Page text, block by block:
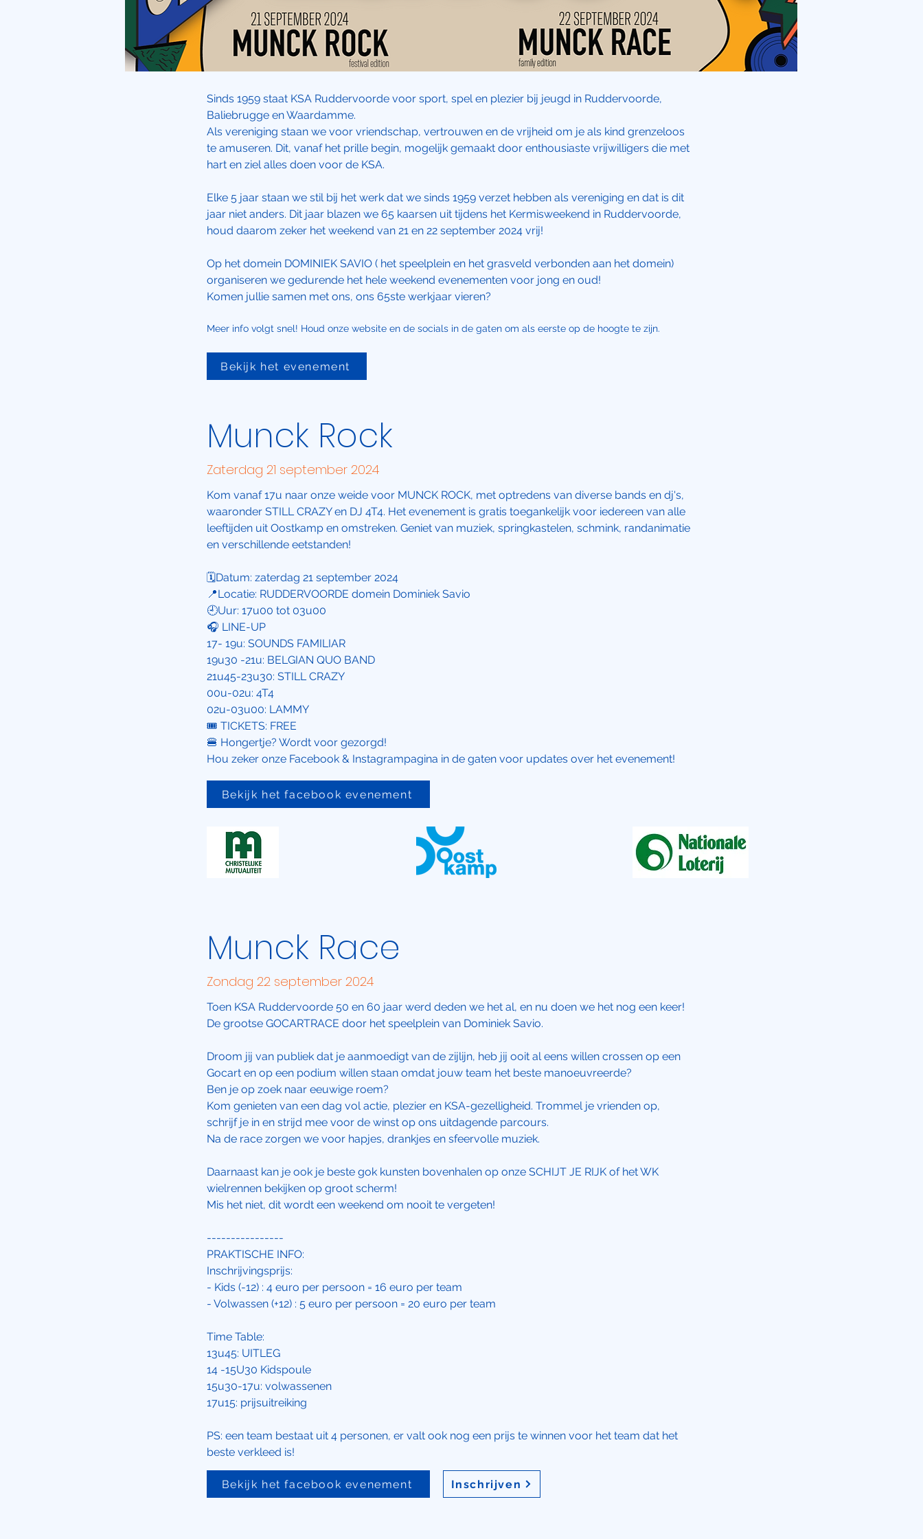
Sinds 1959 staat KSA Ruddervoorde voor sport, spel en plezier bij jeugd in Ruddervoorde,
Baliebrugge en Waardamme.
Als vereniging staan we voor vriendschap, vertrouwen en de vrijheid om je als kind grenzeloos
te amuseren. Dit, vanaf het prille begin, mogelijk gemaakt door enthousiaste vrijwilligers die met
hart en ziel alles doen voor de KSA.
Elke 5 jaar staan we stil bij het werk dat we sinds 1959 verzet hebben als vereniging en dat is dit
jaar niet anders. Dit jaar blazen we 65 kaarsen uit tijdens het Kermisweekend in Ruddervoorde,
houd daarom zeker het weekend van 21 en 22 september 2024 vrij!
Op het domein DOMINIEK SAVIO ( het speelplein en het grasveld verbonden aan het domein)
organiseren we gedurende het hele weekend evenementen voor jong en oud!
Komen jullie samen met ons, ons 65ste werkjaar vieren?
Meer info volgt snel! Houd onze website en de socials in de gaten om als eerste op de hoogte te zijn.
Bekijk het evenement
Munck Rock
Zaterdag 21 september 2024
Kom vanaf 17u naar onze weide voor MUNCK ROCK, met optredens van diverse bands en dj's,
waaronder STILL CRAZY en DJ 4T4. Het evenement is gratis toegankelijk voor iedereen van alle
leeftijden uit Oostkamp en omstreken. Geniet van muziek, springkastelen, schmink, randanimatie
en verschillende eetstanden!
🗓️Datum: zaterdag 21 september 2024
📍Locatie: RUDDERVOORDE domein Dominiek Savio
🕘Uur: 17u00 tot 03u00
🎧 LINE-UP
17- 19u: SOUNDS FAMILIAR
19u30 -21u: BELGIAN QUO BAND
21u45-23u30: STILL CRAZY
00u-02u: 4T4
02u-03u00: LAMMY
🎟️ TICKETS: FREE
🍔 Hongertje? Wordt voor gezorgd!
Hou zeker onze Facebook & Instagrampagina in de gaten voor updates over het evenement!
Bekijk het facebook evenement
Munck Race
Zondag 22 september 2024
​Toen KSA Ruddervoorde 50 en 60 jaar werd deden we het al, en nu doen we het nog een keer!
De grootse GOCARTRACE door het speelplein van Dominiek Savio.
Droom jij van publiek dat je aanmoedigt van de zijlijn, heb jij ooit al eens willen crossen op een
Gocart en op een podium willen staan omdat jouw team het beste manoeuvreerde?
Ben je op zoek naar eeuwige roem?
Kom genieten van een dag vol actie, plezier en KSA-gezelligheid. Trommel je vrienden op,
schrijf je in en strijd mee voor de winst op ons uitdagende parcours.
Na de race zorgen we voor hapjes, drankjes en sfeervolle muziek.
Daarnaast kan je ook je beste gok kunsten bovenhalen op onze SCHIJT JE RIJK of het WK
wielrennen bekijken op groot scherm!
Mis het niet, dit wordt een weekend om nooit te vergeten!
----------------
PRAKTISCHE INFO:
Inschrijvingsprijs:
- Kids (-12) : 4 euro per persoon = 16 euro per team
- Volwassen (+12) : 5 euro per persoon = 20 euro per team
Time Table:
13u45: UITLEG
14 -15U30 Kidspoule
15u30-17u: volwassenen
17u15: prijsuitreiking
PS: een team bestaat uit 4 personen, er valt ook nog een prijs te winnen voor het team dat het
beste verkleed is!
Bekijk het facebook evenement Inschrijven